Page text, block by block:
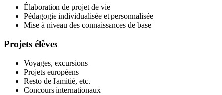
Élaboration de projet de vie
Pédagogie individualisée et personnalisée
Mise à niveau des connaissances de base
Projets élèves
Voyages, excursions
Projets européens
Resto de l'amitié, etc.
Concours internationaux